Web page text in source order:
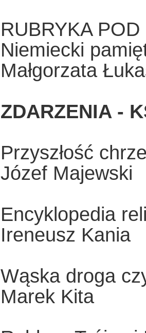
RUBRYKA
Niemiecki
Małgorzata
ZDARZENIA -
Przyszłość
Józef Majewski
Encyklopedia
Ireneusz Kania
Wąska droga
Marek Kita